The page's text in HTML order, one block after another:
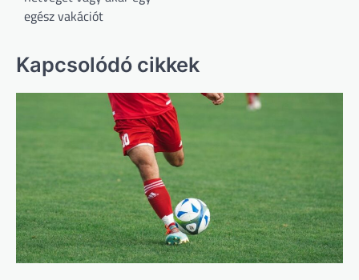
egész vakációt
Kapcsolódó cikkek